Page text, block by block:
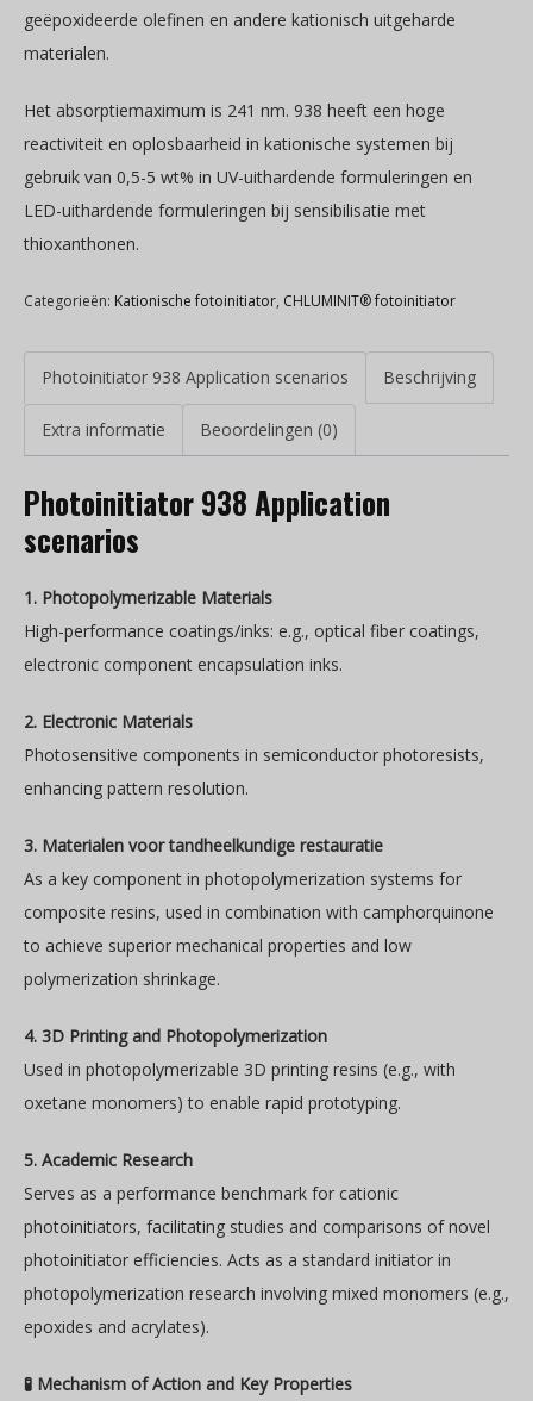
geëpoxideerde olefinen en andere kationisch uitgeharde
materialen.
Het absorptiemaximum is 241 nm. 938 heeft een hoge
reactiviteit en oplosbaarheid in kationische systemen bij
gebruik van 0,5-5 wt% in UV-uithardende formuleringen en
LED-uithardende formuleringen bij sensibilisatie met
thioxanthonen.
Categorieën: Kationische fotoinitiator, CHLUMINIT® fotoinitiator
Photoinitiator 938 Application scenarios Beschrijving
Extra informatie Beoordelingen (0)
Photoinitiator 938 Application
scenarios
1. Photopolymerizable Materials
High-performance coatings/inks: e.g., optical fiber coatings,
electronic component encapsulation inks.
2. Electronic Materials
Photosensitive components in semiconductor photoresists,
enhancing pattern resolution.
3. Materialen voor tandheelkundige restauratie
As a key component in photopolymerization systems for
composite resins, used in combination with camphorquinone
to achieve superior mechanical properties and low
polymerization shrinkage.
4. 3D Printing and Photopolymerization
Used in photopolymerizable 3D printing resins (e.g., with
oxetane monomers) to enable rapid prototyping.
5. Academic Research
Serves as a performance benchmark for cationic
photoinitiators, facilitating studies and comparisons of novel
photoinitiator efficiencies. Acts as a standard initiator in
photopolymerization research involving mixed monomers (e.g.,
epoxides and acrylates).
🧪 Mechanism of Action and Key Properties